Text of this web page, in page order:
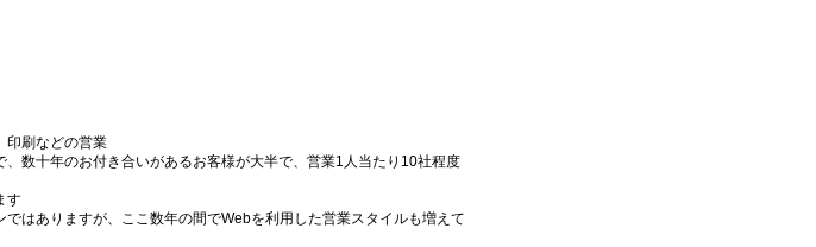
印刷などの営業
数十年のお付き合いがあるお客様が大半で、営業1人当たり10社程度
す
はありますが、ここ数年の間でWebを利用した営業スタイルも増えて